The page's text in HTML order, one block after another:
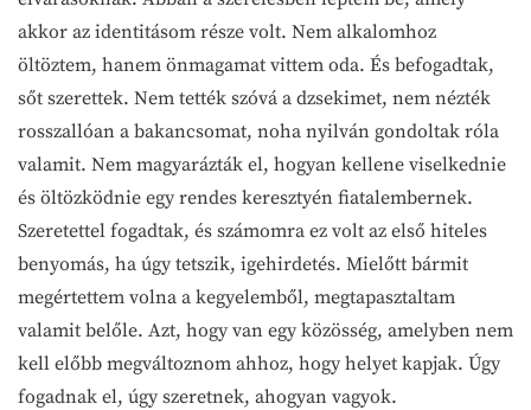
akkor az identitásom része volt. Nem alkalomhoz
öltöztem, hanem önmagamat vittem oda. És befogadtak,
sőt szerettek. Nem tették szóvá a dzsekimet, nem nézték
rosszallóan a bakancsomat, noha nyilván gondoltak róla
valamit. Nem magyarázták el, hogyan kellene viselkednie
és öltözködnie egy rendes keresztyén fiatalembernek.
Szeretettel fogadtak, és számomra ez volt az első hiteles
benyomás, ha úgy tetszik, igehirdetés. Mielőtt bármit
megértettem volna a kegyelemből, megtapasztaltam
valamit belőle. Azt, hogy van egy közösség, amelyben nem
kell előbb megváltoznom ahhoz, hogy helyet kapjak. Úgy
fogadnak el, úgy szeretnek, ahogyan vagyok.